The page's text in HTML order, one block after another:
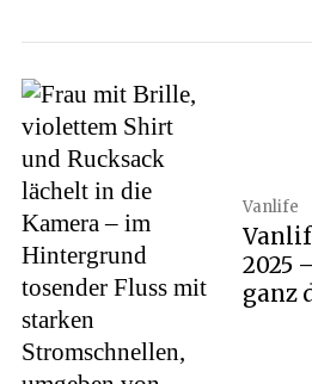
Vanlife
2025
ganz
e
a